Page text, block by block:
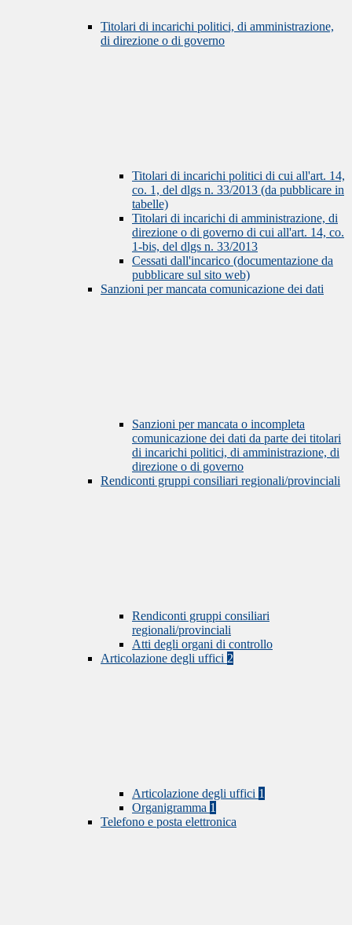
Titolari di incarichi politici, di amministrazione,
di direzione o di governo
Titolari di incarichi politici di cui all'art. 14,
co. 1, del dlgs n. 33/2013 (da pubblicare in
tabelle)
Titolari di incarichi di amministrazione, di
direzione o di governo di cui all'art. 14, co.
1-bis, del dlgs n. 33/2013
Cessati dall'incarico (documentazione da
pubblicare sul sito web)
Sanzioni per mancata comunicazione dei dati
Sanzioni per mancata o incompleta
comunicazione dei dati da parte dei titolari
di incarichi politici, di amministrazione, di
direzione o di governo
Rendiconti gruppi consiliari regionali/provinciali
Rendiconti gruppi consiliari
regionali/provinciali
Atti degli organi di controllo
Articolazione degli uffici 2
Articolazione degli uffici 1
Organigramma 1
Telefono e posta elettronica